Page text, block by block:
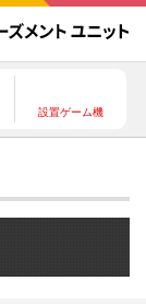
設置ゲーム機